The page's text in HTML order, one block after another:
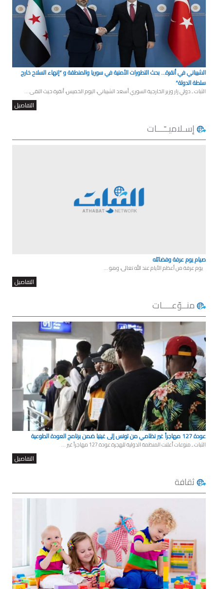
الشيباني في أنقرة… بحث التطورات الأمنية في سوريا والمنطقة و “إنهاء السلاح خارج
سلطة الدولة”
الثبات ـ دولي زار وزير الخارجية السوري أسعد الشيباني، اليوم الخميس، أنقرة حيث التقى ...
التفاصيل
إسـلاميــّـــات
صيام يوم عرفة وفضائله
يوم عرفة من أعظم الأيام عند الله تعالى، وهو ...
التفاصيل
منــوّعــــات
عودة 127 مهاجراً غير نظامي من تونس إلى غينيا ضمن برنامج العودة الطوعية
الثبات ـ منوعات أعلنت المنظمة الدولية للهجرة عودة 127 مهاجراً غير ...
التفاصيل
ثقافة